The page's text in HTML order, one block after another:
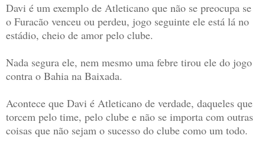
Davi é um exemplo de Atleticano que não se preocupa se
o Furacão venceu ou perdeu, jogo seguinte ele está lá no
estádio, cheio de amor pelo clube.
Nada segura ele, nem mesmo uma febre tirou ele do jogo
contra o Bahia na Baixada.
Acontece que Davi é Atleticano de verdade, daqueles que
torcem pelo time, pelo clube e não se importa com outras
coisas que não sejam o sucesso do clube como um todo.